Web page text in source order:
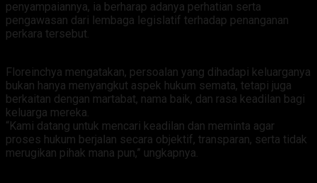
penyampaiannya, ia berharap adanya perhatian serta
pengawasan dari lembaga legislatif terhadap penanganan
perkara tersebut.
Floreinchya mengatakan, persoalan yang dihadapi keluarganya
bukan hanya menyangkut aspek hukum semata, tetapi juga
berkaitan dengan martabat, nama baik, dan rasa keadilan bagi
keluarga mereka.
“Kami datang untuk mencari keadilan dan meminta agar
proses hukum berjalan secara objektif, transparan, serta tidak
merugikan pihak mana pun,” ungkapnya.